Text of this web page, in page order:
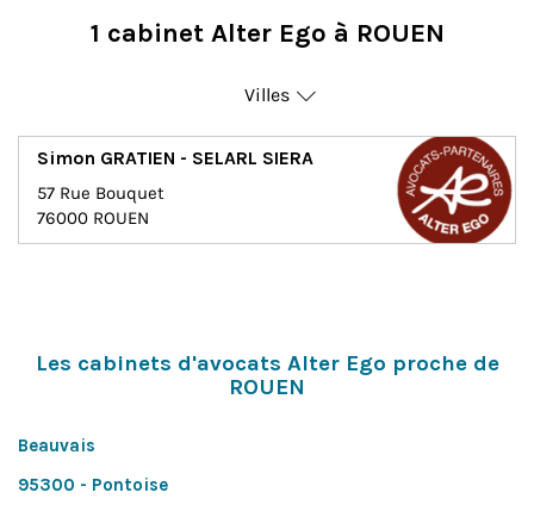
1 cabinet Alter Ego à ROUEN
Villes
Rouen
Simon GRATIEN - SELARL SIERA
57 Rue Bouquet
76000 ROUEN
Les cabinets d'avocats Alter Ego proche de
ROUEN
Beauvais
95300 - Pontoise